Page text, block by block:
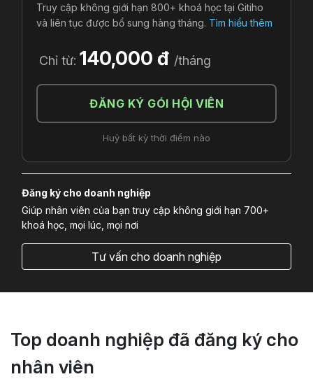
Truy cập không giới hạn 800+ khoá học tại Gitiho
và liên tục được bổ sung hàng tháng. Tìm hiểu thêm
Chỉ từ: 140,000 đ /tháng
ĐĂNG KÝ GÓI HỘI VIÊN
Huỷ bất kỳ thời điểm nào
Đăng ký cho doanh nghiệp
Giúp nhân viên của bạn truy cập không giới hạn 700+
khoá học, mọi lúc, mọi nơi
Tư vấn cho doanh nghiệp
Top doanh nghiệp đã đăng ký cho
nhân viên